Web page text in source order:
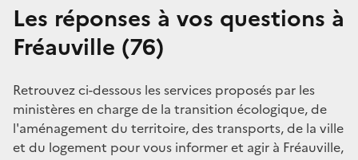
Les réponses à vos questions à
Fréauville (76)
Retrouvez ci-dessous les services proposés par les
ministères en charge de la transition écologique, de
l'aménagement du territoire, des transports, de la ville
et du logement pour vous informer et agir à Fréauville,